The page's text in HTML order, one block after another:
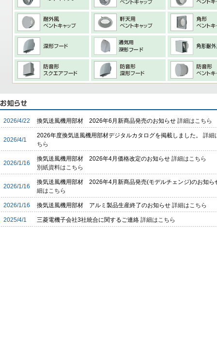
2026/4/22 換気送風機用部材 2026年6月新商品発売のお知らせ 詳細はこちら
2026/4/1
2026年度換気送風機用部材デジタルカタログを掲載しました。 詳細
ちら
2026/1/16
換気送風機用部材 2026年4月価格改定のお知らせ 詳細はこちら
別紙資料はこちら
2026/1/16
換気送風機用部材 2026年4月新商品発売(モデルチェンジ)のお知ら
細はこちら
2026/1/16 換気送風機用部材 アルミ製品生産終了のお知らせ 詳細はこちら
2025/4/1 三菱電機子会社3社統合に関するご連絡 詳細はこちら